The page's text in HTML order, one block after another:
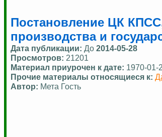
Постановление ЦК
производства и
Дата публикации: До 2014-05-28
Просмотров: 21201
Материал приурочен к дате: 1970-01-
Прочие материалы относящиеся к:
Автор: Мета Гость